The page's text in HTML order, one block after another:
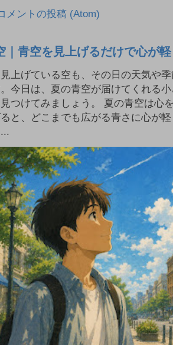
メントの投稿 (Atom)
｜青空を見上げるだけで心が
上げている空も、その日の天気や
今日は、夏の青空が届けてくれる
見つけてみましょう。 夏の青空は
と、どこまでも広がる青さに心が